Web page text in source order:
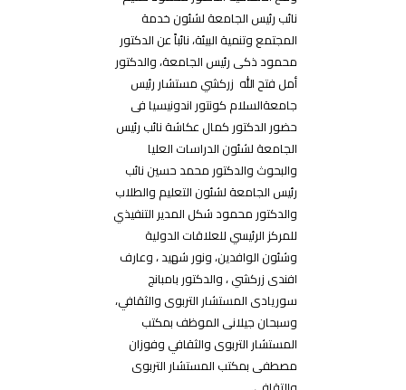
نائب رئيس الجامعة لشئون خدمة
المجتمع وتنمية البيئة، نائباً عن الدكتور
محمود ذكى رئيس الجامعة، والدكتور
أمل فتح الله زركشي مستشار رئيس
جامعةالسلام كونتور اندونيسيا فى
حضور الدكتور كمال عكاشة نائب رئيس
الجامعة لشئون الدراسات العليا
والبحوث والدكتور محمد حسين نائب
رئيس الجامعة لشئون التعليم والطلاب
والدكتور محمود شكل المدير التنفيذي
للمركز الرئيسي للعلاقات الدولية
وشئون الوافدين، ونور شهيد ، وعارف
افندى زركشي ، والدكتور بامبانج
سوريادى المستشار التربوى والثقافي،
وسبحان جيلانى الموظف بمكتب
المستشار التربوى والثقافي وفوزان
مصطفى بمكتب المستشار التربوى